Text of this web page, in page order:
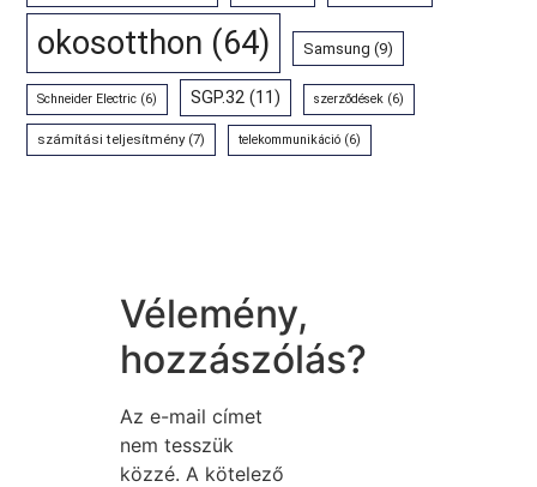
okosotthon (64) Samsung (9)
Schneider Electric (6) SGP.32 (11) szerződések (6)
számítási teljesítmény(7) telekommunikáció (6)
Vélemény,
hozzászólás?
Az e-mail címet
nem tesszük
közzé. A kötelező